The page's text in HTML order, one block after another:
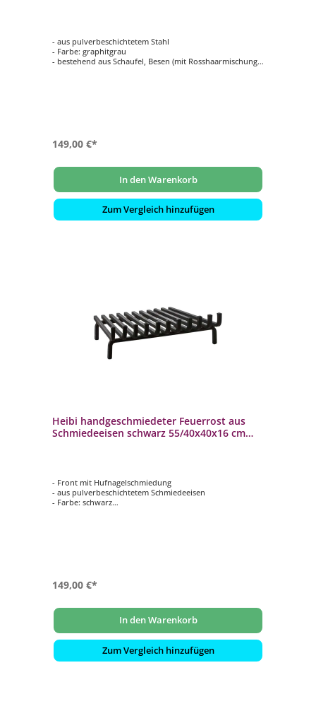
- aus pulverbeschichtetem Stahl
- Farbe: graphitgrau
- bestehend aus Schaufel, Besen (mit Rosshaarmischung),
149,00 €*
In den Warenkorb
Zum Vergleich hinzufügen
Heibi handgeschmiedeter Feuerrost aus
Schmiedeeisen schwarz 55/40x40x16 cm
- Front mit Hufnagelschmiedung
- aus pulverbeschichtetem Schmiedeeisen
- Farbe: schwarz
149,00 €*
In den Warenkorb
Zum Vergleich hinzufügen